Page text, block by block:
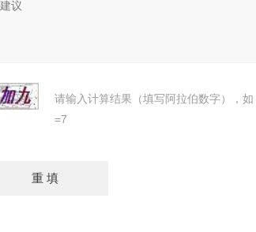
请输入计算结果（填写阿拉伯数字），如
=7